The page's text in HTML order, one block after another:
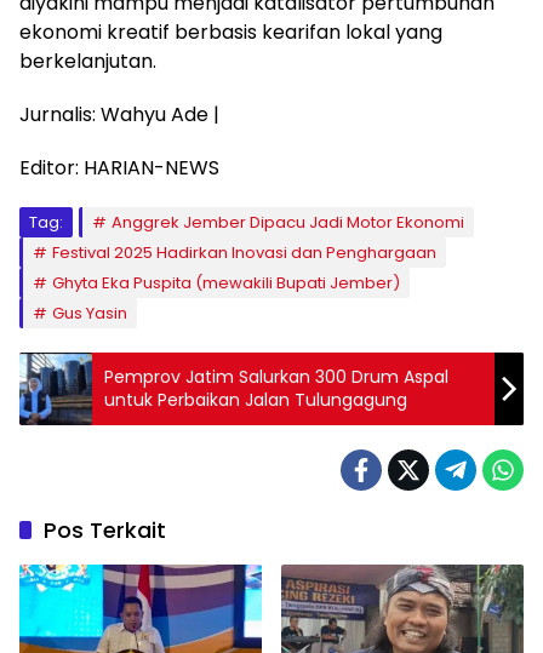
ekonomi kreatif berbasis kearifan lokal yang
berkelanjutan.
Jurnalis: Wahyu Ade |
Editor: HARIAN-NEWS
Tag:
Anggrek Jember Dipacu Jadi Motor Ekonomi
Festival 2025 Hadirkan Inovasi dan Penghargaan
Ghyta Eka Puspita (mewakili Bupati Jember)
Gus Yasin
Pemprov Jatim Salurkan 300 Drum Aspal
untuk Perbaikan Jalan Tulungagung
Pos Terkait